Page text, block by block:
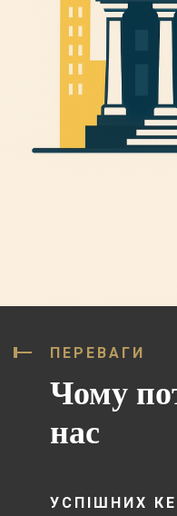
ПЕРЕВАГИ
Чому
нас
УСПІШНИХ